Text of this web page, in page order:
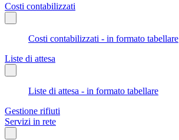
Costi contabilizzati
Costi contabilizzati - in formato tabellare
Liste di attesa
Liste di attesa - in formato tabellare
Gestione rifiuti
Servizi in rete